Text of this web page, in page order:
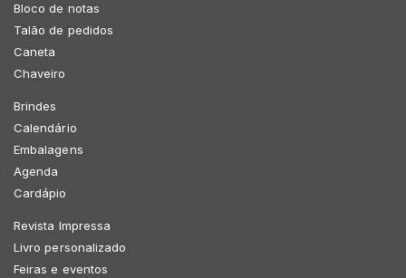
Bloco de notas
Talão de pedidos
Caneta
Chaveiro
Brindes
Calendário
Embalagens
Agenda
Cardápio
Revista Impressa
Livro personalizado
Feiras e eventos